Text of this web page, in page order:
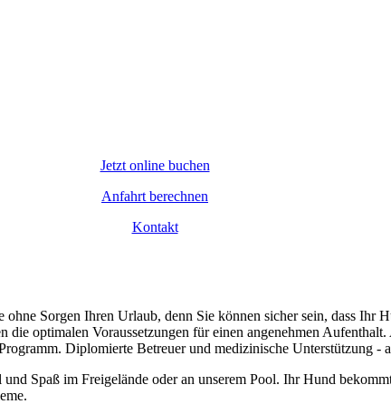
Jetzt online buchen
Anfahrt berechnen
Kontakt
Sorgen Ihren Urlaub, denn Sie können sicher sein, dass Ihr
optimalen Voraussetzungen für einen angenehmen
Diplomierte Betreuer und medizinische Unterstützung -
Spaß im Freigelände oder an unserem Pool. Ihr Hund